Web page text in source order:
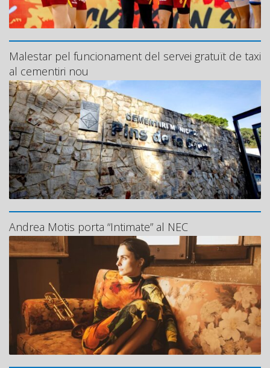
Malestar pel funcionament del servei gratuït de taxi
al cementiri nou
Andrea Motis porta “Intimate” al NEC